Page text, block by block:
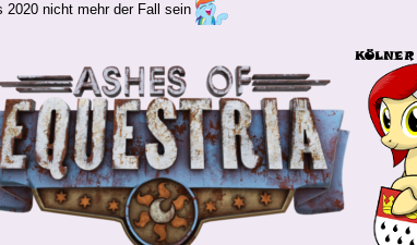
2020 nicht mehr der Fall sein